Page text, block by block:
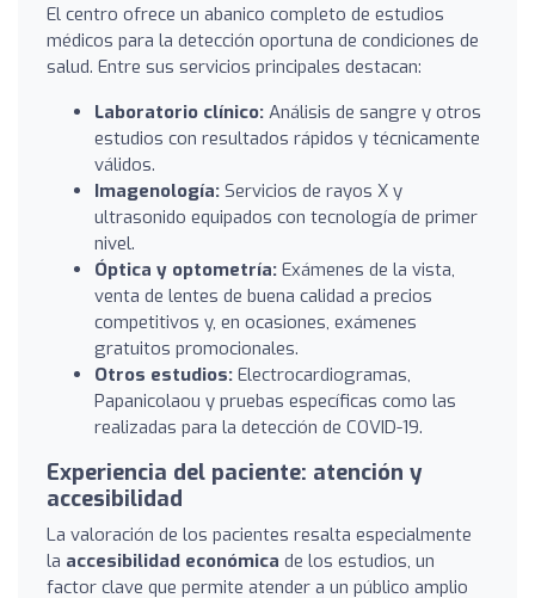
El centro ofrece un abanico completo de estudios
médicos para la detección oportuna de condiciones de
salud. Entre sus servicios principales destacan:
Laboratorio clínico: Análisis de sangre y otros
estudios con resultados rápidos y técnicamente
válidos.
Imagenología: Servicios de rayos X y
ultrasonido equipados con tecnología de primer
nivel.
Óptica y optometría: Exámenes de la vista,
venta de lentes de buena calidad a precios
competitivos y, en ocasiones, exámenes
gratuitos promocionales.
Otros estudios: Electrocardiogramas,
Papanicolaou y pruebas específicas como las
realizadas para la detección de COVID-19.
Experiencia del paciente: atención y
accesibilidad
La valoración de los pacientes resalta especialmente
la accesibilidad económica de los estudios, un
factor clave que permite atender a un público amplio